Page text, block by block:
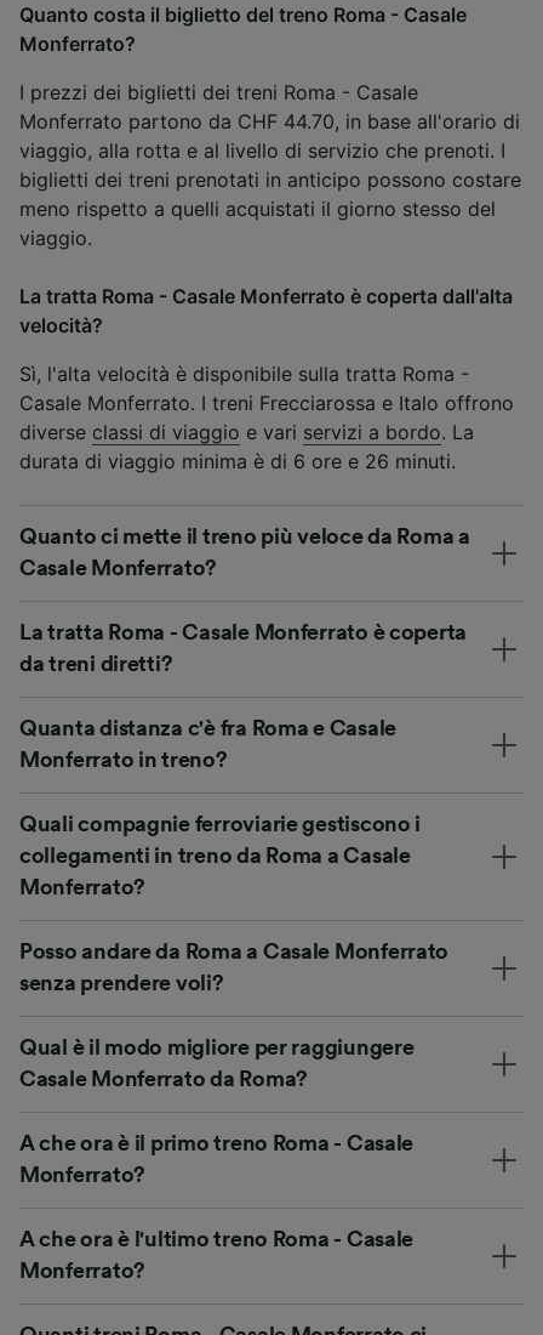
Quanto costa il biglietto del treno Roma - Casale
Monferrato?
I prezzi dei biglietti dei treni Roma - Casale
Monferrato partono da CHF 44.70, in base all'orario di
viaggio, alla rotta e al livello di servizio che prenoti. I
biglietti dei treni prenotati in anticipo possono costare
meno rispetto a quelli acquistati il giorno stesso del
viaggio.
La tratta Roma - Casale Monferrato è coperta dall'alta
velocità?
Sì, l'alta velocità è disponibile sulla tratta Roma -
Casale Monferrato. I treni Frecciarossa e Italo offrono
diverse classi di viaggio e vari servizi a bordo. La
durata di viaggio minima è di 6 ore e 26 minuti.
Quanto ci mette il treno più veloce da Roma a
Casale Monferrato?
La tratta Roma - Casale Monferrato è coperta
da treni diretti?
Quanta distanza c'è fra Roma e Casale
Monferrato in treno?
Quali compagnie ferroviarie gestiscono i
collegamenti in treno da Roma a Casale
Monferrato?
Posso andare da Roma a Casale Monferrato
senza prendere voli?
Qual è il modo migliore per raggiungere
Casale Monferrato da Roma?
A che ora è il primo treno Roma - Casale
Monferrato?
A che ora è l'ultimo treno Roma - Casale
Monferrato?